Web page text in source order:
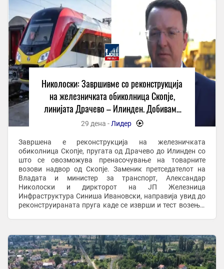
Николоски: Завршивме со реконструкција
на железничката обиколница Скопје,
линијата Драчево – Илинден. Добиваме
побрз карго превоз на Коридор 10 и
29 дена - Лидер -
Завршена е реконструкција на железничката
обиколница Скопје, пругата од Драчево до Илинден со
што се овозможува пренасочување на товарните
возови надвор од Скопје. Заменик претседателот на
Владата и министер за транспорт, Александар
Николоски и диркторот на ЈП Железница
Инфраструктура Синиша Ивановски, направија увид до
реконструираната пруга каде се изврши и тест возење.